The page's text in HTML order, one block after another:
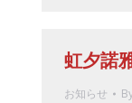
虹夕諾
お知らせ